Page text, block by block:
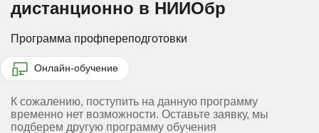
дистанционно в НИИОбр
Программа профпереподготовки
Онлайн-обучение
К сожалению, поступить на данную программу
временно нет возможности. Оставьте заявку, мы
подберем другую программу обучения